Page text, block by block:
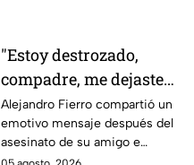
"Estoy destrozado,
compadre, me dejaste":
Así reaccionó
Alejandro Fierro al
asesinato del
Alejandro Fierro compartió un
emotivo mensaje después del
asesinato de su amigo e
influencer César Gastélum;